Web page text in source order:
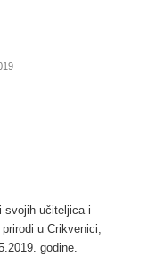
svojih učiteljica i
u Crikvenici,
godine.